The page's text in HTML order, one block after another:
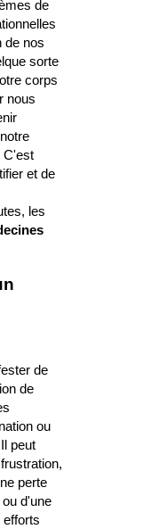
de
de nos
sorte
corps
nous
C'est
et de
les
de
de
ou
peut
perte
d'une